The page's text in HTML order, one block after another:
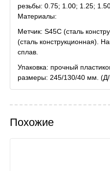
резьбы: 0.75; 1.00; 1.25;
Материалы:
Метчик: S45C (сталь
(сталь конструкционная).
сплав.
Упаковка: прочный
размеры: 245/130/40 мм.
Похожие